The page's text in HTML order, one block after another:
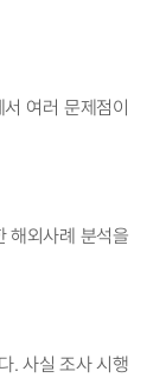
여러 문제점이
해외사례 분석을
. 사실 조사 시행